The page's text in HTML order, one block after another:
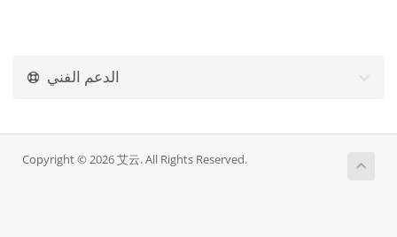
الدعم الفني
Copyright © 2026 艾云. All Rights Reserved.